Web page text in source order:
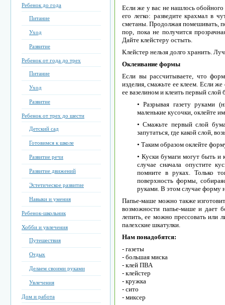
Ребенок до года
Питание
Уход
Развитие
Ребенок от года до трех
Питание
Уход
Развитие
Ребенок от трех до шести
Детский сад
Готовимся к школе
Развитие речи
Развитие движений
Эстетическое развитие
Навыки и умения
Ребенок-школьник
Хобби и увлечения
Путешествия
Отдых
Делаем своими руками
Увлечения
Дом и работа
Если же у вас не нашлось
его легко: разведите крахмал в
сметаны. Продолжая помешивать,
пор, пока не получится
Дайте клейстеру остыть.
Клейстер нельзя долго хранить.
Оклеивание формы
Если вы рассчитываете, что
изделия, смажьте ее клеем. Если
ее вазелином и клеить первый слой
• Разрывая газету руками
маленькие кусочки, оклейте
• Смажьте первый слой
запутаться, где какой слой,
• Таким образом оклейте
• Куски бумаги могут быть и
случае сначала опустите
помните в руках. Только
поверхность формы,
руками. В этом случае форму
Папье-маше можно также
возможности папье-маше и дает
лепить, ее можно прессовать или
палехские шкатулки.
Нам понадобятся:
- газеты
- большая миска
- клей ПВА
- клейстер
- кружка
- сито
- миксер